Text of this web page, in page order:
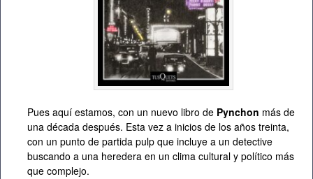
Pues aquí estamos, con un nuevo libro de Pynchon más de
una década después. Esta vez a inicios de los años treinta,
con un punto de partida pulp que incluye a un detective
buscando a una heredera en un clima cultural y político más
que complejo.